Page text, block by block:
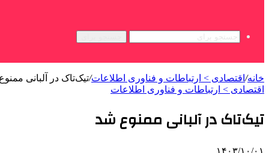
خانه/ اقتصادی > ارتباطات و فناوری اطلاعات/تیک‌تاک در آلبانی
اقتصادی > ارتباطات و فناوری اطلاعات
تیک‌تاک در آلبانی ممنوع شد
۱۴۰۳/۱۰/۰۱